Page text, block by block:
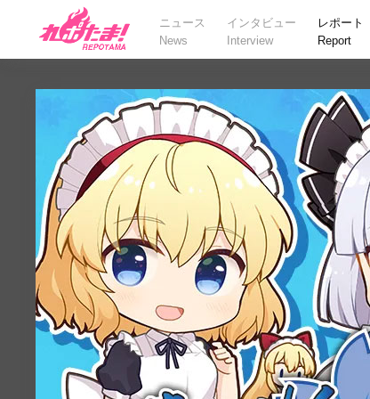
ニュース
News
インタビュー
Interview
レポート
Report